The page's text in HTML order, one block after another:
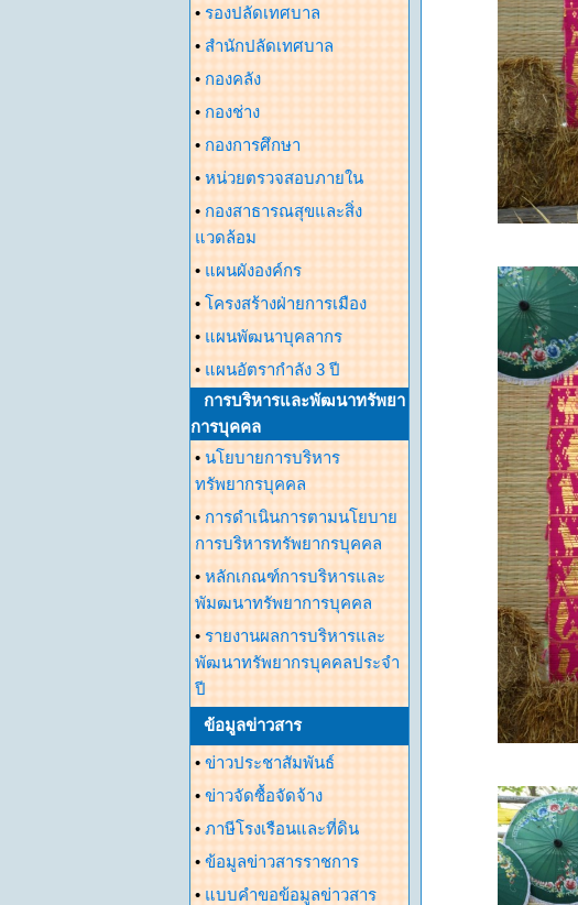
• รองปลัดเทศบาล
• สำนักปลัดเทศบาล
• กองคลัง
• กองช่าง
• กองการศึกษา
• หน่วยตรวจสอบภายใน
• กองสาธารณสุขและสิ่ง
แวดล้อม
• แผนผังองค์กร
• โครงสร้างฝ่ายการเมือง
• แผนพัฒนาบุคลากร
• แผนอัตรากำลัง 3 ปี
การบริหารและพัฒนาทรัพยา
การบุคคล
• นโยบายการบริหาร
ทรัพยากรบุคคล
• การดำเนินการตามนโยบาย
การบริหารทรัพยากรบุคคล
• หลักเกณฑ์การบริหารและ
พัมฒนาทรัพยาการบุคคล
• รายงานผลการบริหารและ
พัฒนาทรัพยากรบุคคลประจำ
ปี
ข้อมูลข่าวสาร
• ข่าวประชาสัมพันธ์
• ข่าวจัดซื้อจัดจ้าง
• ภาษีโรงเรือนและที่ดิน
• ข้อมูลข่าวสารราชการ
• แบบคำขอข้อมูลข่าวสาร